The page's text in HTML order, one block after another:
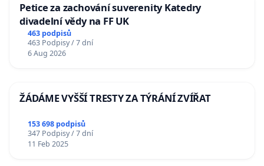
Petice za zachování suverenity Katedry
divadelní vědy na FF UK
463 podpisů
463 Podpisy / 7 dní
6 Aug 2026
ŽÁDÁME VYŠŠÍ TRESTY ZA TÝRÁNÍ ZVÍŘAT
153 698 podpisů
347 Podpisy / 7 dní
11 Feb 2025